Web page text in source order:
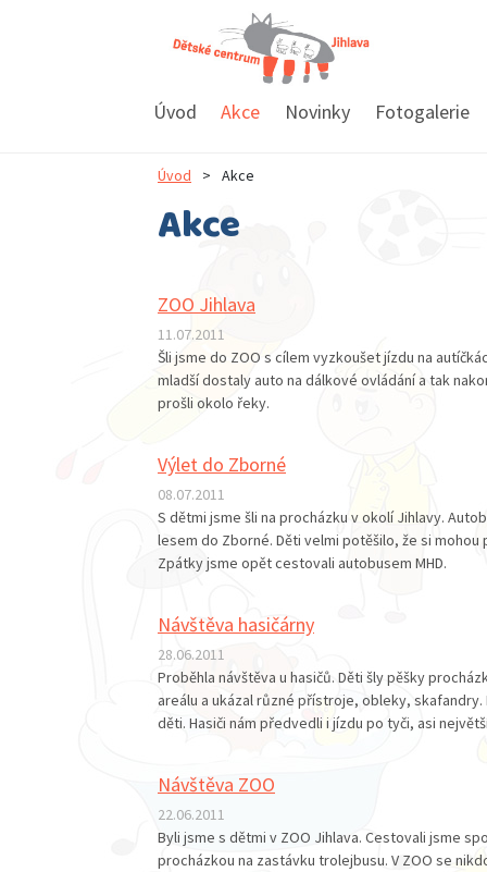
Úvod Akce Novinky Fotogalerie
Úvod > Akce
Akce
ZOO Jihlava
11.07.2011
Šli jsme do ZOO s cílem vyzkoušet jízdu na
mladší dostaly auto na dálkové ovládání a tak
prošli okolo řeky.
Výlet do Zborné
08.07.2011
S dětmi jsme šli na procházku v okolí Jihlavy.
lesem do Zborné. Děti velmi potěšilo, že si
Zpátky jsme opět cestovali autobusem MHD.
Návštěva hasičárny
28.06.2011
Proběhla návštěva u hasičů. Děti šly pěšky
areálu a ukázal různé přístroje, obleky,
děti. Hasiči nám předvedli i jízdu po tyči, asi
Návštěva ZOO
22.06.2011
Byli jsme s dětmi v ZOO Jihlava. Cestovali jsme
procházkou na zastávku trolejbusu. V ZOO se